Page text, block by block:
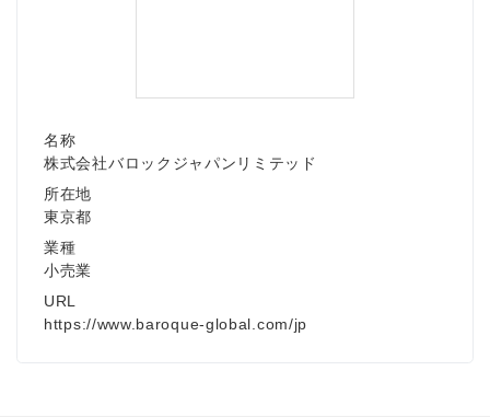
名称
株式会社バロックジャパンリミテッド
所在地
東京都
業種
小売業
URL
https://www.baroque-global.com/jp